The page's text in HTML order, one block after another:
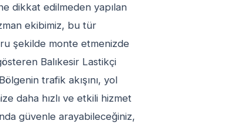
dikkat edilmeden yapılan
ekibimiz, bu tür
şekilde monte etmenizde
Balıkesir Lastikçi
trafik akışını, yol
daha hızlı ve etkili hizmet
güvenle arayabileceğiniz,